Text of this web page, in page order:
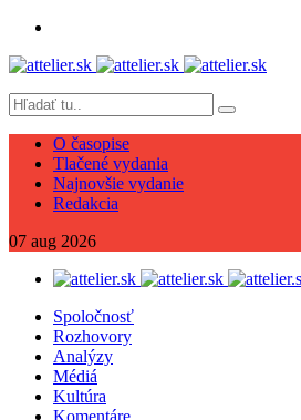
O časopise
Tlačené vydania
Najnovšie vydanie
Redakcia
07 aug 2026
Spoločnosť
Rozhovory
Analýzy
Médiá
Kultúra
Komentáre